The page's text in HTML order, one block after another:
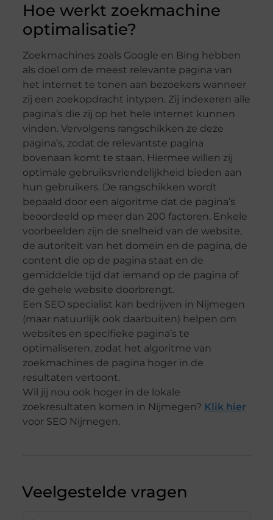
Hoe werkt zoekmachine
optimalisatie?
Zoekmachines zoals Google en Bing hebben
als doel om de meest relevante pagina van
het internet te tonen aan bezoekers wanneer
zij een zoekopdracht intypen. Zij indexeren alle
pagina’s die zij op het hele internet kunnen
vinden. Vervolgens rangschikken ze deze
pagina’s, zodat de relevantste pagina
bovenaan komt te staan. Hiermee willen zij
optimale gebruiksvriendelijkheid bieden aan
hun gebruikers. De rangschikken wordt
bepaald door een algoritme dat de pagina’s
beoordeeld op meer dan 200 factoren. Enkele
voorbeelden zijn de snelheid van de website,
de autoriteit van het domein en de pagina, de
content die op de pagina staat en de
gemiddelde tijd dat iemand op de pagina of
de gehele website doorbrengt.
Een SEO specialist kan bedrijven in Nijmegen
(maar natuurlijk ook daarbuiten) helpen om
websites en specifieke pagina’s te
optimaliseren, zodat het algoritme van
zoekmachines de pagina hoger in de
resultaten vertoont.
Wil jij nou ook hoger in de lokale
zoekresultaten komen in Nijmegen? Klik hier
voor SEO Nijmegen.
Veelgestelde vragen